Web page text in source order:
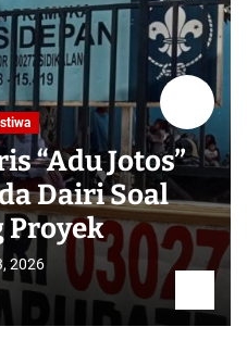
“Adu Jotos”
Dairi Soal
Proyek
2026